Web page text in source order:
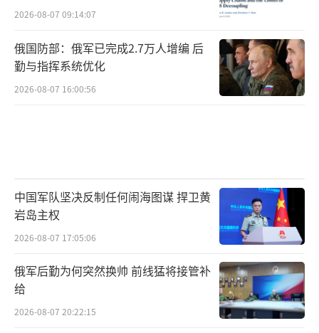
2026-08-07 09:14:07
俄国防部：俄军已完成2.7万人增编 后
勤与指挥系统优化
2026-08-07 16:00:56
中国军队坚决反制任何闹海图谋 捍卫黄
岩岛主权
2026-08-07 17:05:06
俄军后勤为何突然换帅 前线猛将接管补
给
2026-08-07 20:22:15